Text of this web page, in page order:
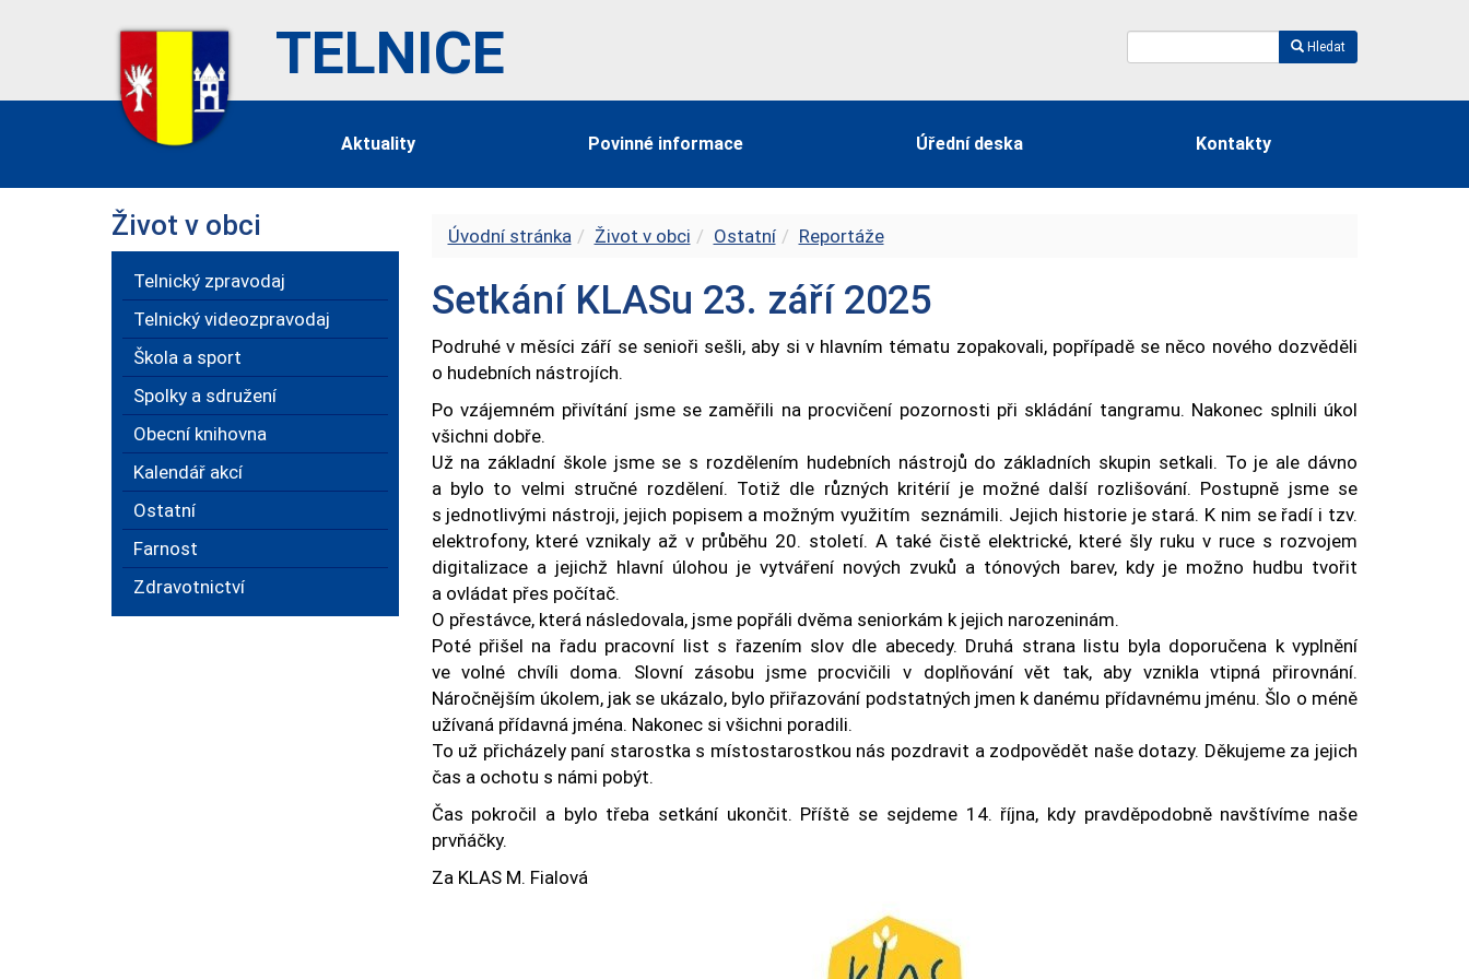
TELNICE Hledat
Aktuality Povinné informace Úřední deska Kontakty
Život v obci
Telnický zpravodaj
Telnický videozpravodaj
Škola a sport
Spolky a sdružení
Obecní knihovna
Kalendář akcí
Ostatní
Farnost
Zdravotnictví
Úvodní stránka Život v obci Ostatní Reportáže
Setkání KLASu 23. září 2025
Podruhé v měsíci září se senioři sešli, aby si v hlavním tématu zopakovali, popřípadě se něco nového dozvěděli
o hudebních nástrojích.
Po vzájemném přivítání jsme se zaměřili na procvičení pozornosti při skládání tangramu. Nakonec splnili úkol
všichni dobře.
Už na základní škole jsme se s rozdělením hudebních nástrojů do základních skupin setkali. To je ale dávno
a bylo to velmi stručné rozdělení. Totiž dle různých kritérií je možné další rozlišování. Postupně jsme se
s jednotlivými nástroji, jejich popisem a možným využitím seznámili. Jejich historie je stará. K nim se řadí i tzv.
elektrofony, které vznikaly až v průběhu 20. století. A také čistě elektrické, které šly ruku v ruce s rozvojem
digitalizace a jejichž hlavní úlohou je vytváření nových zvuků a tónových barev, kdy je možno hudbu tvořit
a ovládat přes počítač.
O přestávce, která následovala, jsme popřáli dvěma seniorkám k jejich narozeninám.
Poté přišel na řadu pracovní list s řazením slov dle abecedy. Druhá strana listu byla doporučena k vyplnění
ve volné chvíli doma. Slovní zásobu jsme procvičili v doplňování vět tak, aby vznikla vtipná přirovnání.
Náročnějším úkolem, jak se ukázalo, bylo přiřazování podstatných jmen k danému přídavnému jménu. Šlo o méně
užívaná přídavná jména. Nakonec si všichni poradili.
To už přicházely paní starostka s místostarostkou nás pozdravit a zodpovědět naše dotazy. Děkujeme za jejich
čas a ochotu s námi pobýt.
Čas pokročil a bylo třeba setkání ukončit. Příště se sejdeme 14. října, kdy pravděpodobně navštívíme naše
prvňáčky.
Za KLAS M. Fialová